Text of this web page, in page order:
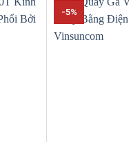
-5%